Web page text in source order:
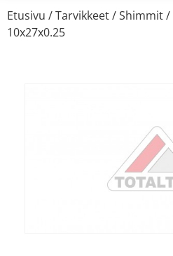
Etusivu /Tarvikkeet/Shimmit/
10x27x0.25